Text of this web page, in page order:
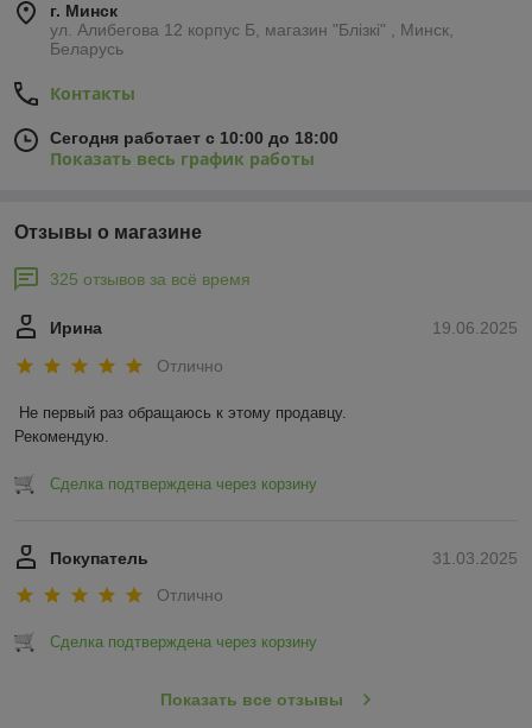
г. Минск
ул. Алибегова 12 корпус Б, магазин "Блiзкi" , Минск,
Беларусь
Контакты
Сегодня работает с 10:00 до 18:00
Показать весь график работы
Отзывы о магазине
325 отзывов за всё время
19.06.2025
Ирина
Отлично
Не первый раз обращаюсь к этому продавцу.
Рекомендую.
Сделка подтверждена через корзину
31.03.2025
Покупатель
Отлично
Сделка подтверждена через корзину
Показать все отзывы